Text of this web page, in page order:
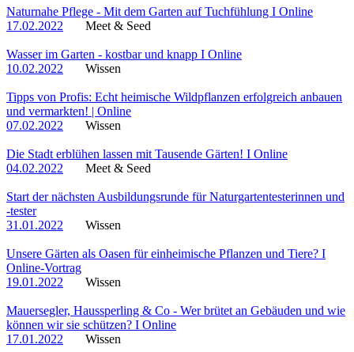
Naturnahe Pflege - Mit dem Garten auf Tuchfühlung I Online
17.02.2022
Meet & Seed
Wasser im Garten - kostbar und knapp I Online
10.02.2022
Wissen
Tipps von Profis: Echt heimische Wildpflanzen erfolgreich anbauen
und vermarkten! | Online
07.02.2022
Wissen
Die Stadt erblühen lassen mit Tausende Gärten! I Online
04.02.2022
Meet & Seed
Start der nächsten Ausbildungsrunde für Naturgartentesterinnen und
-tester
31.01.2022
Wissen
Unsere Gärten als Oasen für einheimische Pflanzen und Tiere? I
Online-Vortrag
19.01.2022
Wissen
Mauersegler, Haussperling & Co - Wer brütet an Gebäuden und wie
können wir sie schützen? I Online
17.01.2022
Wissen